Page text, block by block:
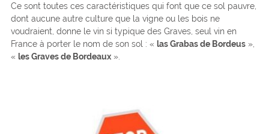
Ce sont toutes ces caractéristiques qui font que ce sol pauvre,
dont aucune autre culture que la vigne ou les bois ne
voudraient, donne le vin si typique des Graves, seul vin en
France à porter le nom de son sol : « las Grabas de Bordeus»,
« les Graves de Bordeaux».